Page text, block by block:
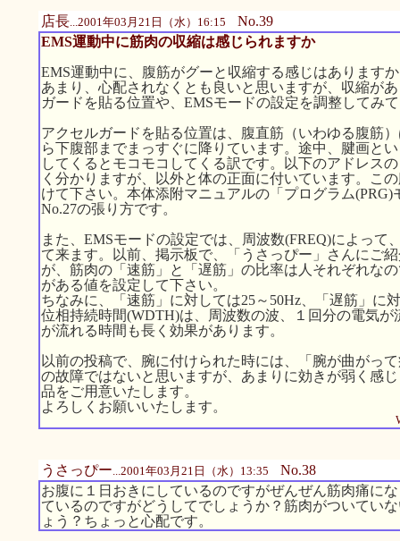
店長...2001年03月21日（水）16:15 No.39
EMS運動中に筋肉の収縮は感じられますか
EMS運動中に、腹筋がグーと収縮する感じはあります
あまり、心配されなくとも良いと思いますが、収縮が
ガードを貼る位置や、EMSモードの設定を調整してみ
アクセルガードを貼る位置は、腹直筋（いわゆる腹筋
ら下腹部までまっすぐに降りています。途中、腱画と
してくるとモコモコしてくる訳です。以下のアドレス
く分かりますが、以外と体の正面に付いています。こ
けて下さい。本体添附マニュアルの「プログラム
No.27の張り方です。
また、EMSモードの設定では、周波数(FREQ)によっ
て来ます。以前、掲示板で、「うさっぴー」さんにご
が、筋肉の「速筋」と「遅筋」の比率は人それぞれな
がある値を設定して下さい。
ちなみに、「速筋」に対しては25～50Hz、「遅筋」に
位相持続時間(WDTH)は、周波数の波、１回分の電気
が流れる時間も長く効果があります。
以前の投稿で、腕に付けられた時には、「腕が曲がっ
の故障ではないと思いますが、あまりに効きが弱く感
品をご用意いたします。
よろしくお願いいたします。
うさっぴー...2001年03月21日（水）13:35 No.38
お腹に１日おきにしているのですがぜんぜん筋肉痛に
ているのですがどうしてでしょうか？筋肉がついてい
ょう？ちょっと心配です。